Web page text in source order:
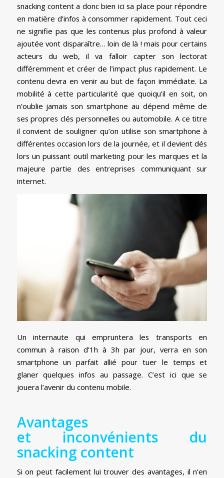
snacking content a donc bien ici sa place pour répondre
en matière d’infos à consommer rapidement. Tout ceci
ne signifie pas que les contenus plus profond à valeur
ajoutée vont disparaître… loin de là ! mais pour certains
acteurs du web, il va falloir capter son lectorat
différemment et créer de l’impact plus rapidement. Le
contenu devra en venir au but de façon immédiate. La
mobilité à cette particularité que quoiqu’il en soit, on
n’oublie jamais son smartphone au dépend même de
ses propres clés personnelles ou automobile. A ce titre
il convient de souligner qu’on utilise son smartphone à
différentes occasion lors de la journée, et il devient dés
lors un puissant outil marketing pour les marques et la
majeure partie des entreprises communiquant sur
internet.
Un internaute qui empruntera les transports en
commun à raison d’1h à 3h par jour, verra en son
smartphone un parfait allié pour tuer le temps et
glaner quelques infos au passage. C’est ici que se
jouera l’avenir du contenu mobile.
Avantages
et inconvénients du
snacking content
Si on peut facilement lui trouver des avantages, il n’en